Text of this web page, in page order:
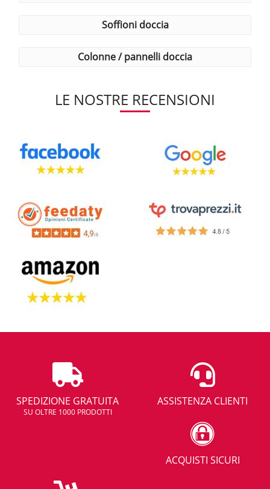
soffioni doccia
colonne / pannelli doccia
LE NOSTRE RECENSIONI
SPEDIZIONE GRATUITA
SU OLTRE 1000 PRODOTTI
ASSISTENZA CLIENTI
ACQUISTI SICURI